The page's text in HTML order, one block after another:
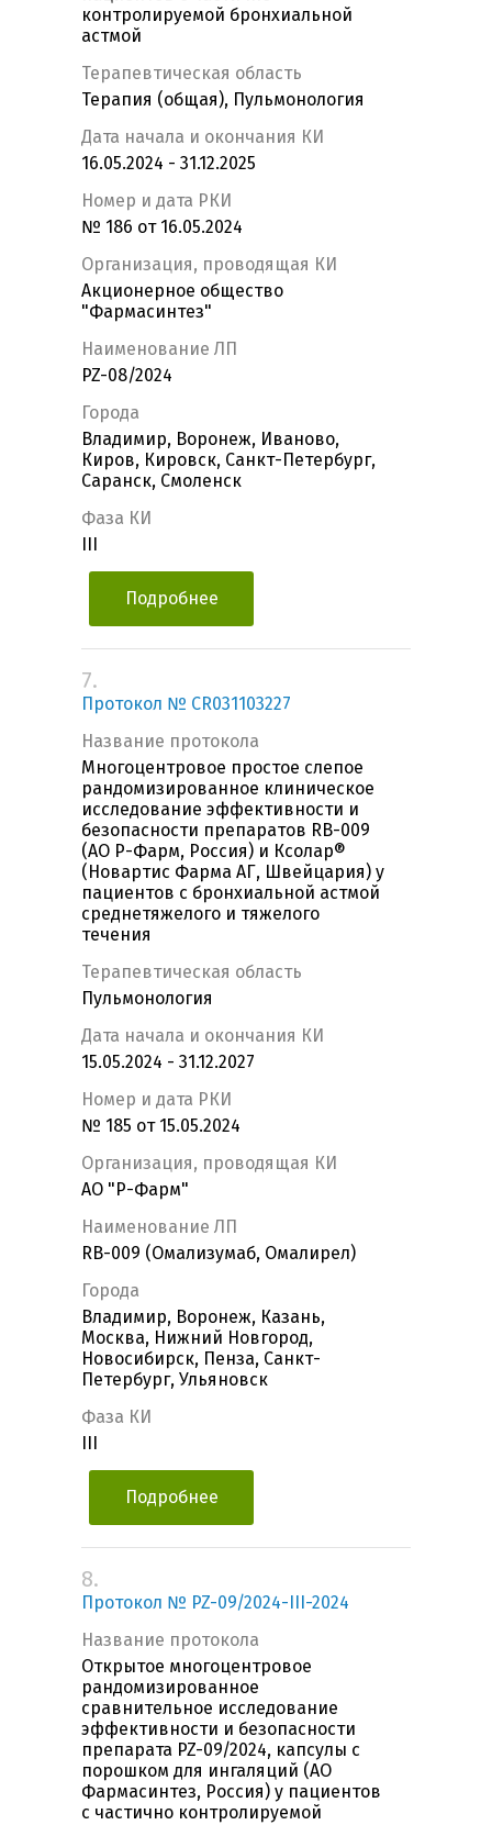
контролируемой бронхиальной
астмой
Терапевтическая область
Терапия (общая), Пульмонология
Дата начала и окончания КИ
16.05.2024 - 31.12.2025
Номер и дата РКИ
№ 186 от 16.05.2024
Организация, проводящая КИ
Акционерное общество
"Фармасинтез"
Наименование ЛП
PZ-08/2024
Города
Владимир, Воронеж, Иваново,
Киров, Кировск, Санкт-Петербург,
Саранск, Смоленск
Фаза КИ
Подробнее
7.
Протокол № CR031103227
Название протокола
Многоцентровое простое слепое
рандомизированное клиническое
исследование эффективности и
безопасности препаратов RB-009
(АО Р-Фарм, Россия) и Ксолар®
(Новартис Фарма АГ, Швейцария) у
пациентов с бронхиальной астмой
среднетяжелого и тяжелого
течения
Терапевтическая область
Пульмонология
Дата начала и окончания КИ
15.05.2024 - 31.12.2027
Номер и дата РКИ
№ 185 от 15.05.2024
Организация, проводящая КИ
АО "Р-Фарм"
Наименование ЛП
RB-009 (Омализумаб, Омалирел)
Города
Владимир, Воронеж, Казань,
Москва, Нижний Новгород,
Новосибирск, Пенза, Санкт-
Петербург, Ульяновск
Фаза КИ
Подробнее
8.
Протокол № PZ-09/2024-III-2024
Название протокола
Открытое многоцентровое
рандомизированное
сравнительное исследование
эффективности и безопасности
препарата PZ-09/2024, капсулы с
порошком для ингаляций (АО
Фармасинтез, Россия) у пациентов
с частично контролируемой